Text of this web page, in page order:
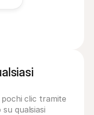
su qualsiasi